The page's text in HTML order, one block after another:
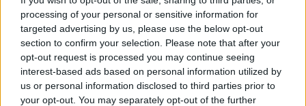
processing of your personal or sensitive information for
targeted advertising by us, please use the below opt-out
section to confirm your selection. Please note that after your
opt-out request is processed you may continue seeing
interest-based ads based on personal information utilized by
us or personal information disclosed to third parties prior to
your opt-out. You may separately opt-out of the further